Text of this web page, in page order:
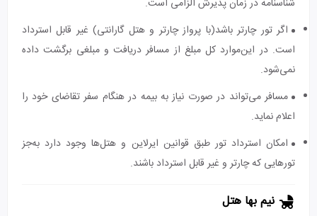
شناسنامه در زمان پذیرش الزامی است.
اگر تور چارتر باشد(با پرواز چارتر و هتل گارانتی) غیر قابل استرداد
است. در این‌موارد کل مبلغ از مسافر دریافت و مبلغی برگشت داده
نمی‌شود.
مسافر می‌تواند در صورت نیاز به بیمه در هنگام سفر تقاضای خود را
اعلام نماید.
امکان استرداد تور طبق قوانین ایرلاین و هتل‌ها وجود دارد به‌جز
تورهایی که چارتر و غیر قابل استرداد باشند.
نیم بها هتل